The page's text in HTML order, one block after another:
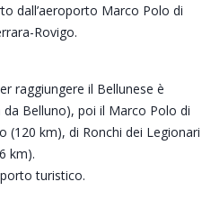
dall’aeroporto Marco Polo di
Rovigo.
raggiungere il Bellunese è
da Belluno), poi il Marco Polo di
(120 km), di Ronchi dei Legionari
km).
turistico.